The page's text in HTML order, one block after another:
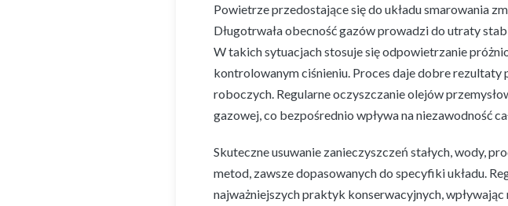
Powietrze przedostające się do układu smarowania
Długotrwała obecność gazów prowadzi do utraty
W takich sytuacjach stosuje się odpowietrzanie
kontrolowanym ciśnieniu. Proces daje dobre
roboczych. Regularne oczyszczanie olejów
gazowej, co bezpośrednio wpływa na niezawodność
Skuteczne usuwanie zanieczyszczeń stałych, wody,
metod, zawsze dopasowanych do specyfiki układu.
najważniejszych praktyk konserwacyjnych,